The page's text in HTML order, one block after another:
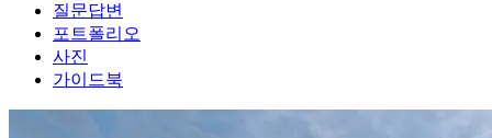
질문답변
포트폴리오
사진
가이드북